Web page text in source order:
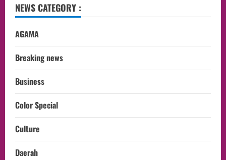
NEWS CATEGORY :
AGAMA
Breaking news
Business
Color Special
Culture
Daerah